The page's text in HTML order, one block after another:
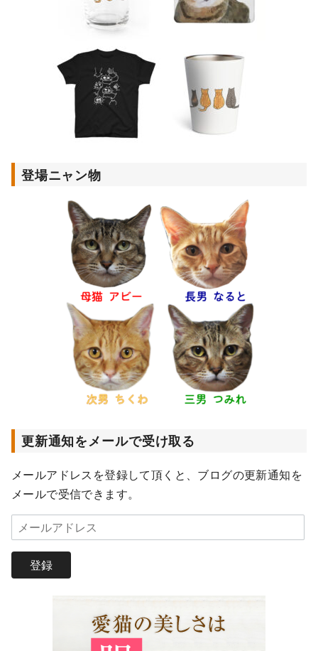
登場ニャン物
更新通知をメールで受け取る
メールアドレスを登録して頂くと、ブログの更新通知を
メールで受信できます。
メ
ー
ア
登録